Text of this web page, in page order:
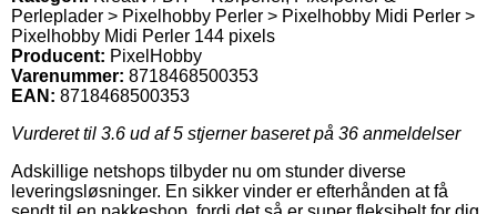
Perleplader > Pixelhobby Perler > Pixelhobby Midi Perler >
Pixelhobby Midi Perler 144 pixels
Producent: PixelHobby
Varenummer: 8718468500353
EAN: 8718468500353
Vurderet til 3.6 ud af 5 stjerner baseret på 36 anmeldelser
Adskillige netshops tilbyder nu om stunder diverse
leveringsløsninger. En sikker vinder er efterhånden at få